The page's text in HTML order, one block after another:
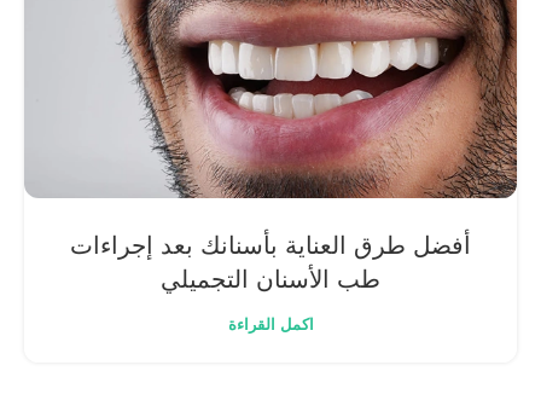
أفضل طرق العناية بأسنانك بعد إجراءات
طب الأسنان التجميلي
اكمل القراءة